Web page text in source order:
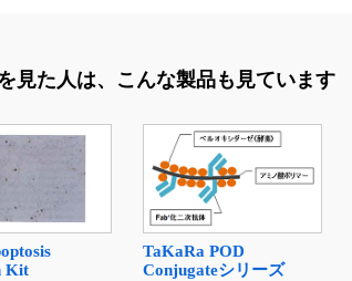
見た人は、 こんな製品も見ています
Kit
TaKaRa POD
Conjugateシリーズ